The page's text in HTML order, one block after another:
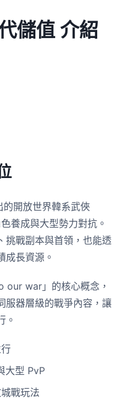
儲值 介紹
的開放世界韓系武俠
養成與大型勢力對抗。
挑戰副本與首領，也能透
成長資源。
war」的核心概念，
服器層級的戰爭內容，讓
。
大型 PvP
戰玩法